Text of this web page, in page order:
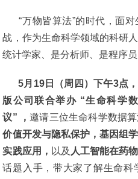
“万物皆算法”的时代，面对
战，作为生命科学领域的科研
统计学家、是分析师、是程序
5月19日（周四）下午3点
版公司联合举办 “生命科学
议” ，邀请三位生命科学数据
价值开发与隐私保护，基因组
实践应用， 以及 人工智能在药
话题入手，带大家了解生命科